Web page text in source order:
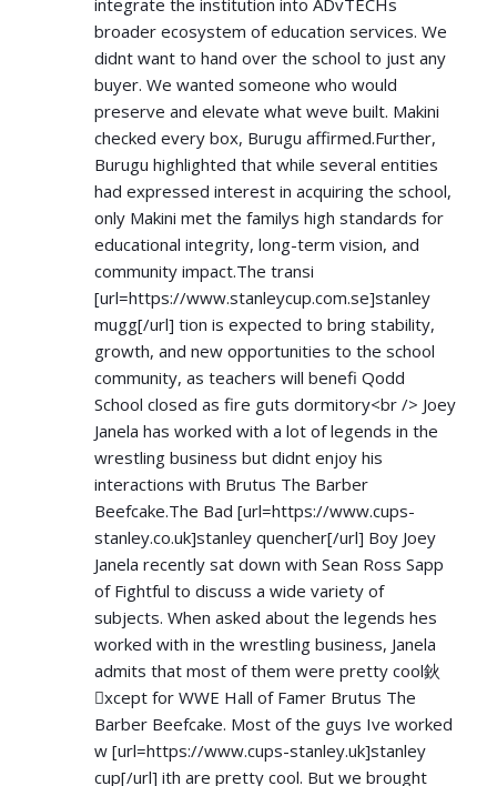
broader ecosystem of education services. We
didnt want to hand over the school to just any
buyer. We wanted someone who would
preserve and elevate what weve built. Makini
checked every box, Burugu affirmed.Further,
Burugu highlighted that while several entities
had expressed interest in acquiring the school,
only Makini met the familys high standards for
educational integrity, long-term vision, and
community impact.The transi
[url=https://www.stanleycup.com.se]stanley
mugg[/url] tion is expected to bring stability,
growth, and new opportunities to the school
community, as teachers will benefi Qodd
School closed as fire guts dormitory<br /> Joey
Janela has worked with a lot of legends in the
wrestling business but didnt enjoy his
interactions with Brutus The Barber
Beefcake.The Bad [url=https://www.cups-
stanley.co.uk]stanley quencher[/url] Boy Joey
Janela recently sat down with Sean Ross Sapp
of Fightful to discuss a wide variety of
subjects. When asked about the legends hes
worked with in the wrestling business, Janela
admits that most of them were pretty cool鈥
xcept for WWE Hall of Famer Brutus The
Barber Beefcake. Most of the guys Ive worked
w [url=https://www.cups-stanley.uk]stanley
cup[/url] ith are pretty cool. But we brought